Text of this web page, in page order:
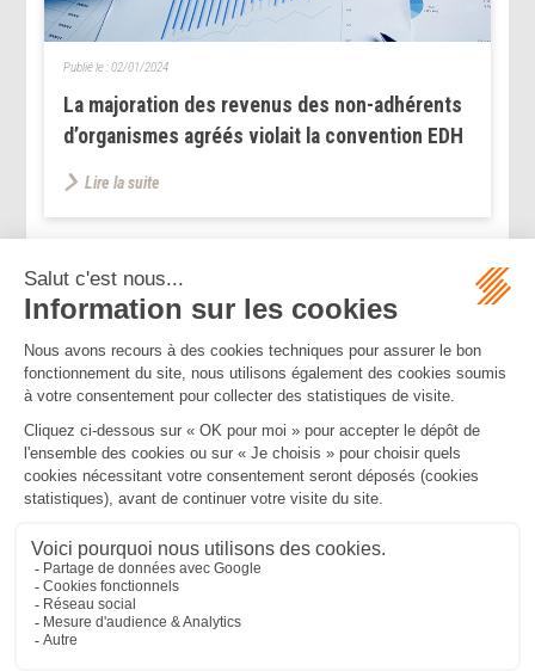
La majoration des revenus des non-adhérents
d’organismes agréés violait la convention EDH
Publié le :02/01/2024
Lire la suite
<< < ... 162
>>
Mentions légalesPolitique de confidentialitéPolitique de cookies
Plan du site
MBA ET ASSOCIÉS
235 Rue Helene Boucher, 34170 CASTELNAU LE LEZ
Bureau secondaire à Cannes